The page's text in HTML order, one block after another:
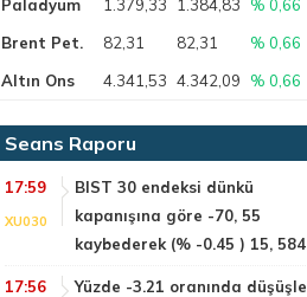
Paladyum
1.379,33 1.384,83
% 0,66
Brent Pet.
82,31 82,31
% 0,66
Altın Ons
4.341,53 4.342,09 % 0,66
Seans Raporu
17:59
XU030
BIST 30 endeksi dünkü
kapanışına göre -70, 55
kaybederek (% -0.45 ) 15, 584
17:56
Yüzde -3.21 oranında düşüşle